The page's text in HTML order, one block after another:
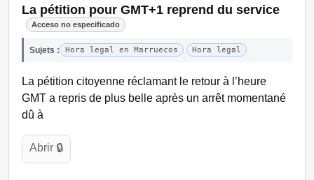
La pétition pour GMT+1 reprend du service
Acceso no especificado
Sujets : Hora legal en Marruecos Hora legal
La pétition citoyenne réclamant le retour à l’heure
GMT a repris de plus belle après un arrêt momentané
dû à
Abrir 🔒